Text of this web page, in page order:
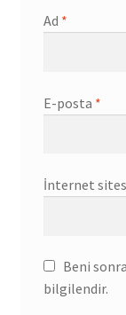
Ad *
E-posta *
İnternet
Beni
bilgilendir.